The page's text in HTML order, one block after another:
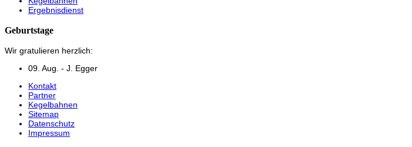
Ergebnisdienst
Geburtstage
Wir gratulieren herzlich:
09. Aug. - J. Egger
Kontakt
Partner
Kegelbahnen
Sitemap
Datenschutz
Impressum